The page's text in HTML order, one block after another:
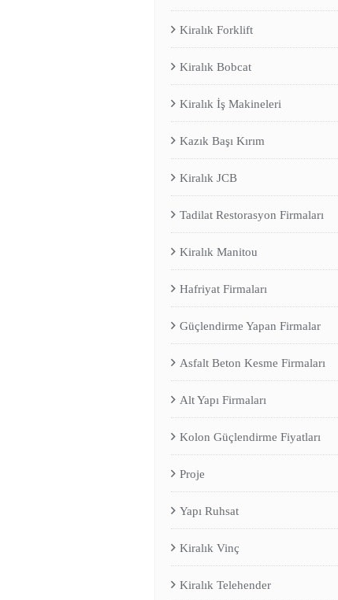
Kiralık Forklift
Kiralık Bobcat
Kiralık İş Makineleri
Kazık Başı Kırım
Kiralık JCB
Tadilat Restorasyon Firmaları
Kiralık Manitou
Hafriyat Firmaları
Güçlendirme Yapan Firmalar
Asfalt Beton Kesme Firmaları
Alt Yapı Firmaları
Kolon Güçlendirme Fiyatları
Proje
Yapı Ruhsat
Kiralık Vinç
Kiralık Telehender